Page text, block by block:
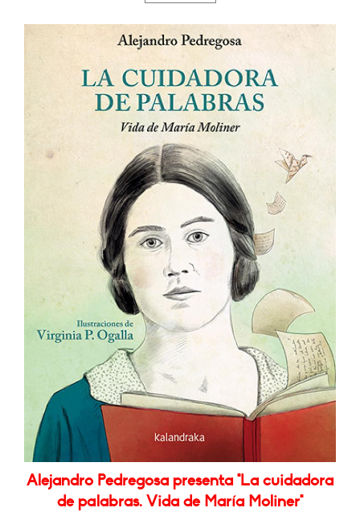
Alejandro Pedregosa presenta "La cuidadora
de palabras. Vida de María Moliner"